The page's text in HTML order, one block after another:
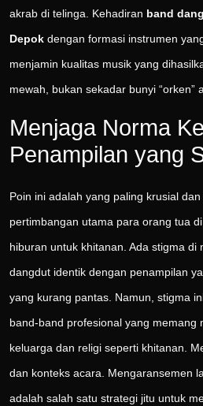
akrab di telinga. Kehadiran band
Depok dengan formasi instrumen
menjamin kualitas musik yang
mewah, bukan sekadar bunyi “orken”
Menjaga Norma
Penampilan yang
Poin ini adalah yang paling krusial
pertimbangan utama para orang tua
hiburan untuk khitanan. Ada stigma di
dangdut identik dengan penampilan
yang kurang pantas. Namun, stigma
band-band profesional yang memang
keluarga dan religi seperti khitanan.
dan konteks acara. Mengaransemen
adalah salah satu strategi jitu untuk